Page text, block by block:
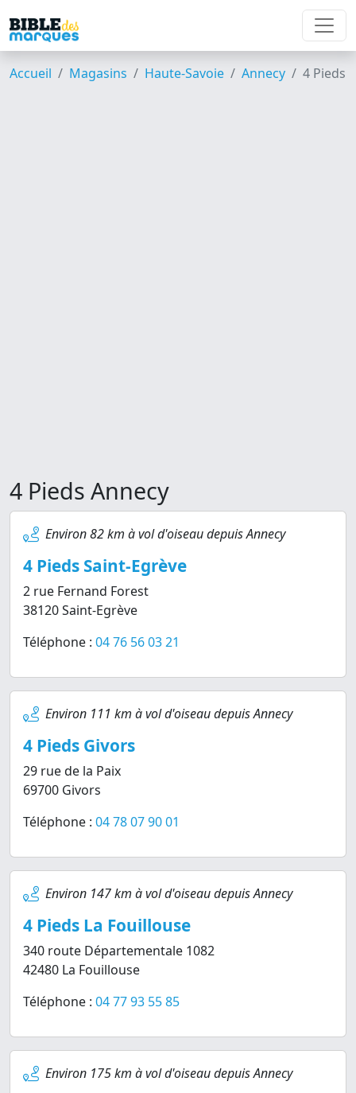
Accueil Magasins Haute-Savoie Annecy 4 Pieds
4 Pieds Annecy
Environ 82 km à vol d'oiseau depuis Annecy
4 Pieds Saint-Egrève
2 rue Fernand Forest
38120 Saint-Egrève
Téléphone : 04 76 56 03 21
Environ 111 km à vol d'oiseau depuis Annecy
4 Pieds Givors
29 rue de la Paix
69700 Givors
Téléphone : 04 78 07 90 01
Environ 147 km à vol d'oiseau depuis Annecy
4 Pieds La Fouillouse
340 route Départementale 1082
42480 La Fouillouse
Téléphone : 04 77 93 55 85
Environ 175 km à vol d'oiseau depuis Annecy